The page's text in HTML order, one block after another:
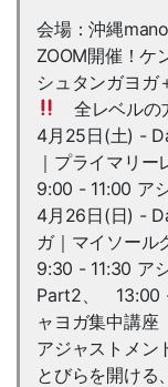
会場：沖縄
ZOOM開催！ケ
シュタンガヨガ
全レベルの
4月25日(土) -
｜プライマリー
9:00 - 11:00 ア
4月26日(日) -
ガ｜マイソー
9:30 - 11:30 ア
Part2、 13:00
ャヨガ集中講
アジャストメ
とびらを開け